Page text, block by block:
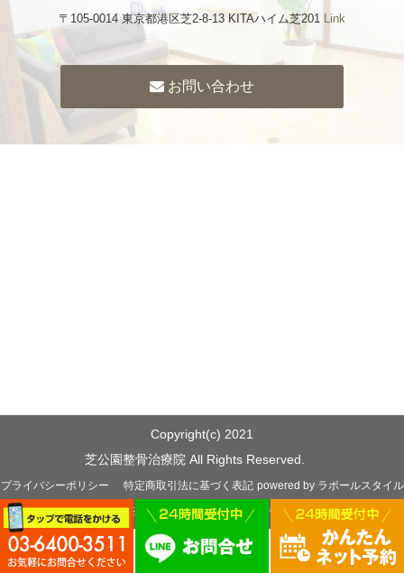
〒105-0014 東京都港区芝2-8-13 KITAハイム芝201 Link
お問い合わせ
Copyright(c) 2021
芝公園整骨治療院 All Rights Reserved.
プライバシーポリシー 特定商取引法に基づく表記 powered by ラポールスタイル
（整骨院・整体院・治療院HP制作）